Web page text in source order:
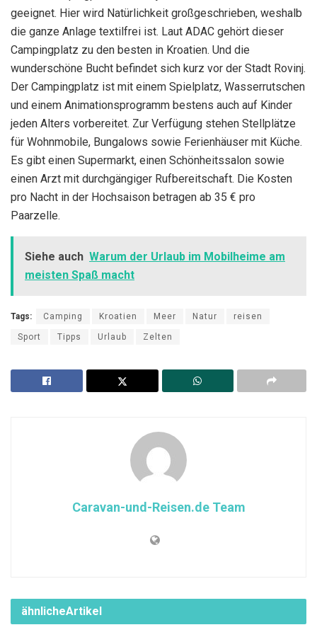
geeignet. Hier wird Natürlichkeit großgeschrieben, weshalb
die ganze Anlage textilfrei ist. Laut ADAC gehört dieser
Campingplatz zu den besten in Kroatien. Und die
wunderschöne Bucht befindet sich kurz vor der Stadt Rovinj.
Der Campingplatz ist mit einem Spielplatz, Wasserrutschen
und einem Animationsprogramm bestens auch auf Kinder
jeden Alters vorbereitet. Zur Verfügung stehen Stellplätze
für Wohnmobile, Bungalows sowie Ferienhäuser mit Küche.
Es gibt einen Supermarkt, einen Schönheitssalon sowie
einen Arzt mit durchgängiger Rufbereitschaft. Die Kosten
pro Nacht in der Hochsaison betragen ab 35 € pro
Paarzelle.
Siehe auch Warum der Urlaub im Mobilheime am
meisten Spaß macht
Tags: Camping Kroatien Meer Natur reisen
Sport Tipps Urlaub Zelten
Caravan-und-Reisen.de Team
ähnlicheArtikel